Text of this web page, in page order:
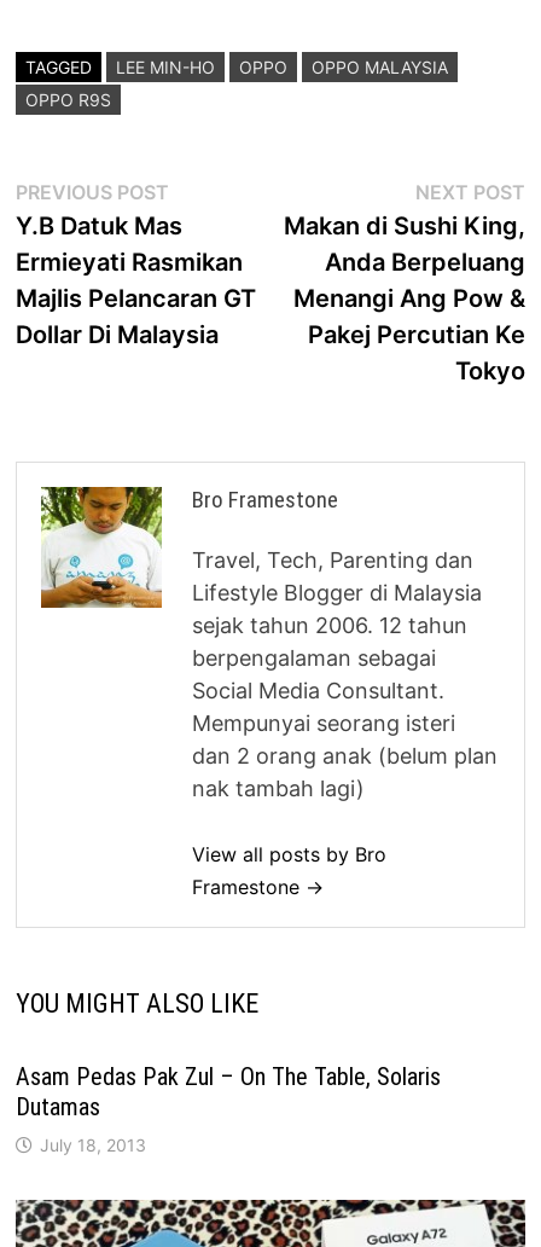
TAGGED LEE MIN-HO OPPO
OPPO MALAYSIA
OPPO R9S
Post
navigation
PREVIOUS POST
post:
Y.B Datuk Mas
Ermieyati Rasmikan
Majlis Pelancaran GT
Dollar Di Malaysia
NEXT POST
Makan di Sushi King,
Anda Berpeluang
Menangi Ang Pow &
Pakej Percutian Ke
Tokyo
Bro Framestone
Travel, Tech, Parenting dan
Lifestyle Blogger di Malaysia
sejak tahun 2006. 12 tahun
berpengalaman sebagai
Social Media Consultant.
Mempunyai seorang isteri
dan 2 orang anak (belum plan
nak tambah lagi)
View all posts by Bro
Framestone →
YOU MIGHT ALSO LIKE
Asam Pedas Pak Zul – On The Table, Solaris
Dutamas
July 18, 2013